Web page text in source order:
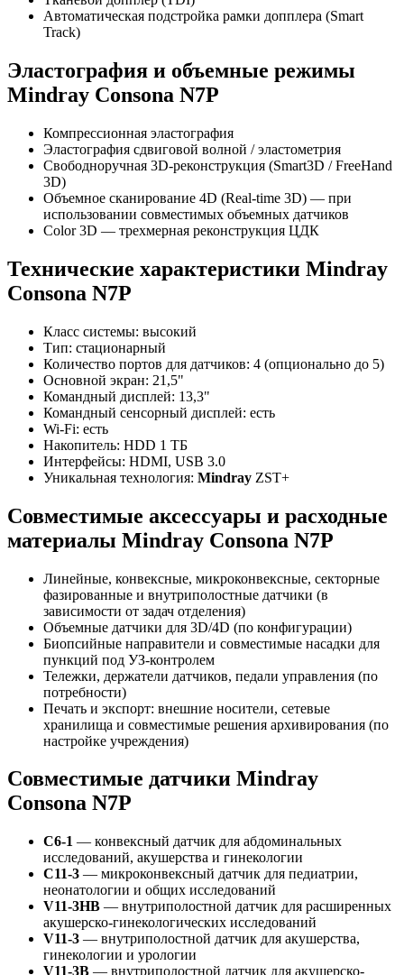
Автоматическая подстройка рамки допплера (Smart
Track)
Эластография и объемные режимы
Mindray Consona N7P
Компрессионная эластография
Эластография сдвиговой волной / эластометрия
Свободноручная 3D-реконструкция (Smart3D / FreeHand
3D)
Объемное сканирование 4D (Real-time 3D) — при
использовании совместимых объемных датчиков
Color 3D — трехмерная реконструкция ЦДК
Технические характеристики Mindray
Consona N7P
Класс системы: высокий
Тип: стационарный
Количество портов для датчиков: 4 (опционально до 5)
Основной экран: 21,5"
Командный дисплей: 13,3"
Командный сенсорный дисплей: есть
Wi-Fi: есть
Накопитель: HDD 1 ТБ
Интерфейсы: HDMI, USB 3.0
Уникальная технология: Mindray ZST+
Совместимые аксессуары и расходные
материалы Mindray Consona N7P
Линейные, конвексные, микроконвексные, секторные
фазированные и внутриполостные датчики (в
зависимости от задач отделения)
Объемные датчики для 3D/4D (по конфигурации)
Биопсийные направители и совместимые насадки для
пункций под УЗ-контролем
Тележки, держатели датчиков, педали управления (по
потребности)
Печать и экспорт: внешние носители, сетевые
хранилища и совместимые решения архивирования (по
настройке учреждения)
Совместимые датчики Mindray
Consona N7P
C6-1 — конвексный датчик для абдоминальных
исследований, акушерства и гинекологии
C11-3 — микроконвексный датчик для педиатрии,
неонатологии и общих исследований
V11-3HB — внутриполостной датчик для расширенных
акушерско-гинекологических исследований
V11-3 — внутриполостной датчик для акушерства,
гинекологии и урологии
V11-3B — внутриполостной датчик для акушерско-